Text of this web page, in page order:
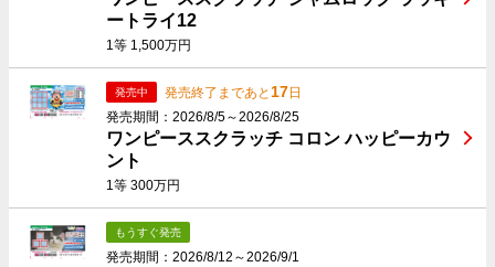
ートライ12
1等 1,500万円
発売中 発売終了まであと17日
発売期間：2026/8/5～2026/8/25
ワンピーススクラッチ コロン ハッピーカウ
ント
1等 300万円
もうすぐ発売
発売期間：2026/8/12～2026/9/1